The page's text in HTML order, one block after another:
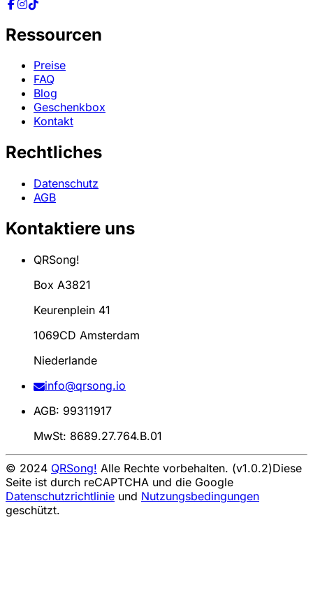
Ressourcen
Preise
FAQ
Blog
Geschenkbox
Kontakt
Rechtliches
Datenschutz
AGB
Kontaktiere uns
QRSong!
Box A3821
Keurenplein 41
1069CD Amsterdam
Niederlande
info@qrsong.io
AGB: 99311917
MwSt: 8689.27.764.B.01
© 2024 QRSong! Alle Rechte vorbehalten. (v1.0.2)Diese
Seite ist durch reCAPTCHA und die Google
Datenschutzrichtlinie und Nutzungsbedingungen
geschützt.